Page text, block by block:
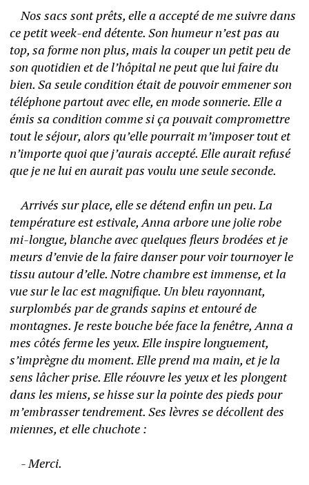
	Nos sacs sont prêts, elle a accepté de me suivre dans
ce petit week-end détente. Son humeur n’est pas au
top, sa forme non plus, mais la couper un petit peu de
son quotidien et de l’hôpital ne peut que lui faire du
bien. Sa seule condition était de pouvoir emmener son
téléphone partout avec elle, en mode sonnerie. Elle a
émis sa condition comme si ça pouvait compromettre
tout le séjour, alors qu’elle pourrait m’imposer tout et
n’importe quoi que j’aurais accepté. Elle aurait refusé
que je ne lui en aurait pas voulu une seule seconde.
	Arrivés sur place, elle se détend enfin un peu. La
température est estivale, Anna arbore une jolie robe
mi-longue, blanche avec quelques fleurs brodées et je
meurs d’envie de la faire danser pour voir tournoyer le
tissu autour d’elle. Notre chambre est immense, et la
vue sur le lac est magnifique. Un bleu rayonnant,
surplombés par de grands sapins et entouré de
montagnes. Je reste bouche bée face la fenêtre, Anna a
mes côtés ferme les yeux. Elle inspire longuement,
s’imprègne du moment. Elle prend ma main, et je la
sens lâcher prise. Elle réouvre les yeux et les plongent
dans les miens, se hisse sur la pointe des pieds pour
m’embrasser tendrement. Ses lèvres se décollent des
	- Merci.